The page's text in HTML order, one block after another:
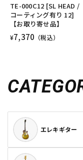
TE-000C12 [SL HEAD /
コーティング有り 12]
【お取り寄せ品】
¥7,370 （税込）
エレキギター